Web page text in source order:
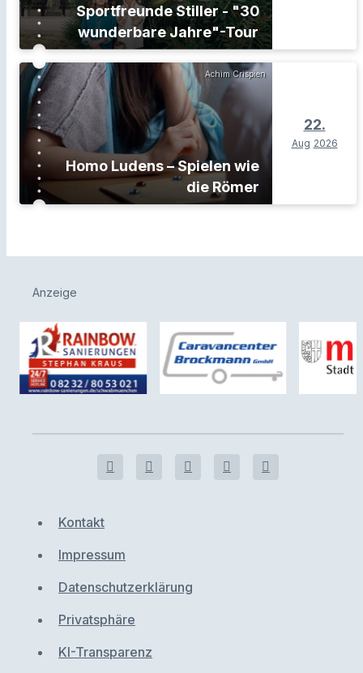
Sportfreunde Stiller - "30
wunderbare Jahre"-Tour
Achim Crispien
Homo Ludens – Spielen wie
die Römer
22.
Aug 2026
Anzeige
Kontakt
Impressum
Datenschutzerklärung
Privatsphäre
KI-Transparenz